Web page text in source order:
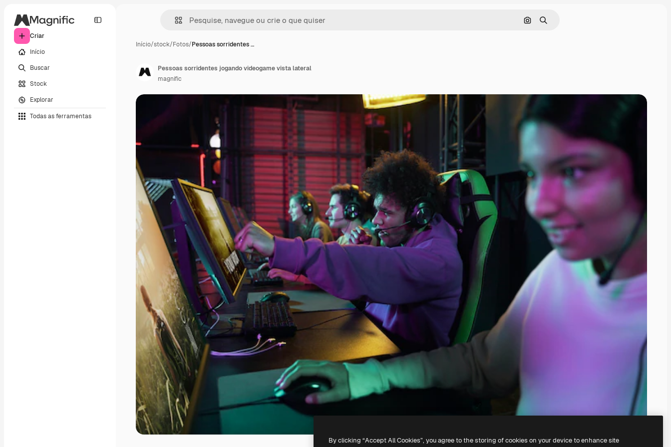
Criar
Início
Buscar
Stock
Explorar
Todas as ferramentas
Pesquisar por imagem
Buscar
Início/stock/Fotos/Pessoas sorridentes …
Pessoas sorridentes jogando videogame vista lateral
magnific
By clicking “Accept All Cookies”, you agree to the storing of cookies on your device to enhance site